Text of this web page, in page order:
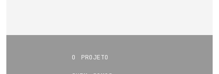
o projeto